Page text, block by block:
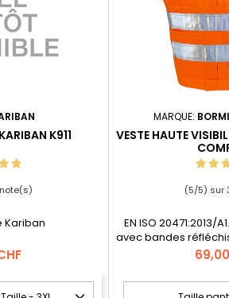
K911
note(s)
Kariban
MARQUE:
VESTE HAUTE
(5/5) sur
EN ISO 20471:2013/
avec bandes
Prix